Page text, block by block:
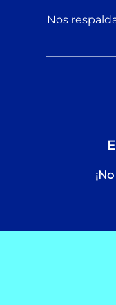
Nos